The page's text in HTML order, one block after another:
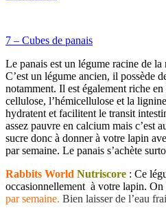
7 – Cubes de panais
Le panais est un légume racine de
C’est un légume ancien, il possède
notamment. Il est également riche
cellulose, l’hémicellulose et la
hydratent et facilitent le transit
assez pauvre en calcium mais c’est
sucre donc à donner à votre lapin
par semaine. Le panais s’achète
Rabbits World Nutriscore : Ce
occasionnellement à votre lapin. On
par semaine. Bien laisser de l’eau